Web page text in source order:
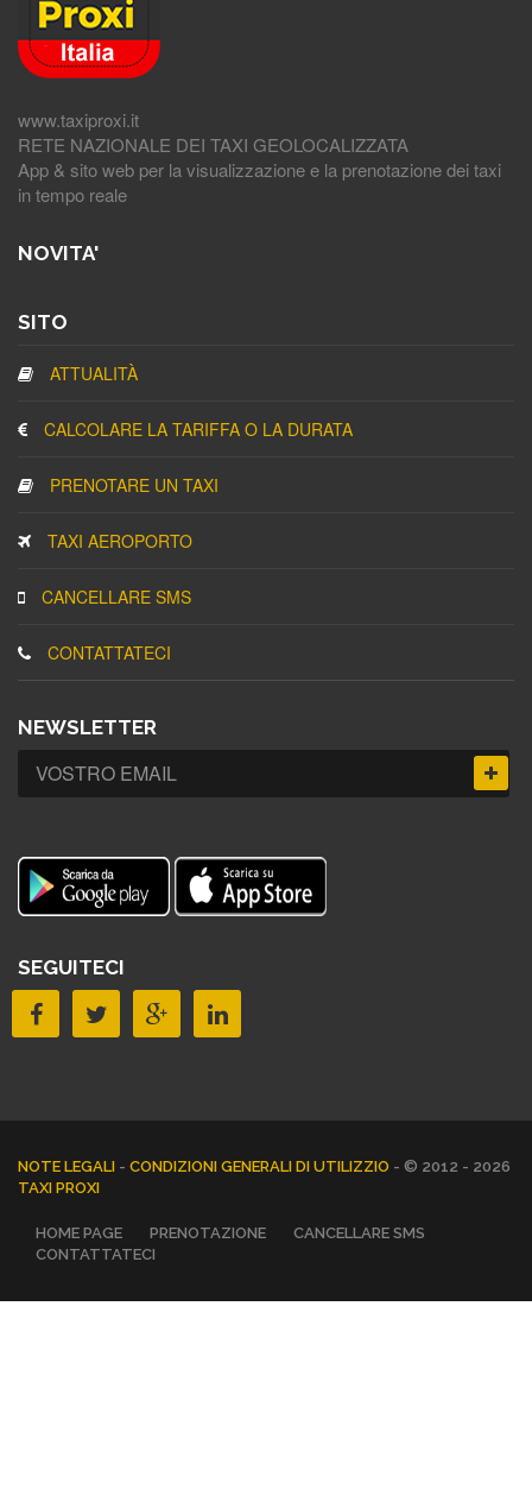
www.taxiproxi.it
RETE NAZIONALE DEI TAXI GEOLOCALIZZATA
App & sito web per la visualizzazione e la prenotazione dei taxi
in tempo reale
NOVITA'
SITO
ATTUALITÀ
CALCOLARE LA TARIFFA O LA DURATA
PRENOTARE UN TAXI
TAXI AEROPORTO
CANCELLARE SMS
CONTATTATECI
NEWSLETTER
SEGUITECI
NOTE LEGALI - CONDIZIONI GENERALI DI UTILIZZIO - © 2012 - 2026
TAXI PROXI
HOME PAGE PRENOTAZIONE
CANCELLARE SMS
CONTATTATECI